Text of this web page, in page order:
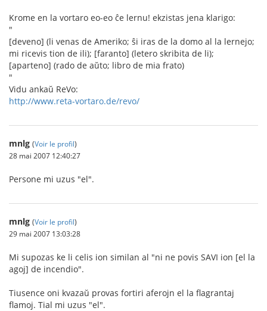
Krome en la vortaro eo-eo ĉe lernu! ekzistas jena klarigo:
"
[deveno] (li venas de Ameriko; ŝi iras de la domo al la lernejo;
mi ricevis tion de ili); [faranto] (letero skribita de li);
[aparteno] (rado de aŭto; libro de mia frato)
"
Vidu ankaŭ ReVo:
http://www.reta-vortaro.de/revo/
mnlg (Voir le profil)
28 mai 2007 12:40:27
Persone mi uzus "el".
mnlg (Voir le profil)
29 mai 2007 13:03:28
Mi supozas ke li celis ion similan al "ni ne povis SAVI ion [el la
agoj] de incendio".
Tiusence oni kvazaŭ provas fortiri aferojn el la flagrantaj
flamoj. Tial mi uzus "el".